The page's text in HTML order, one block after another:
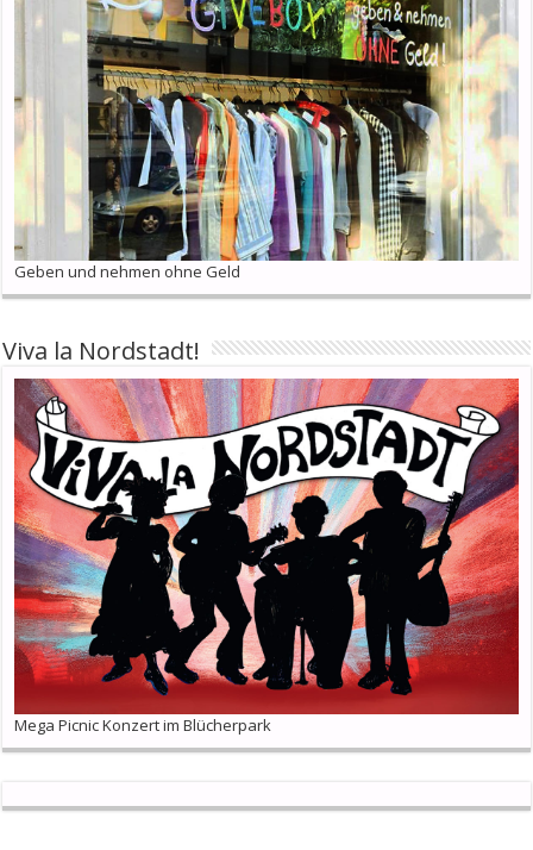
Geben und nehmen ohne Geld
Viva la Nordstadt!
Mega Picnic Konzert im Blücherpark